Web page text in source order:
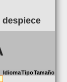
despiece
IdiomaTipoTamaño